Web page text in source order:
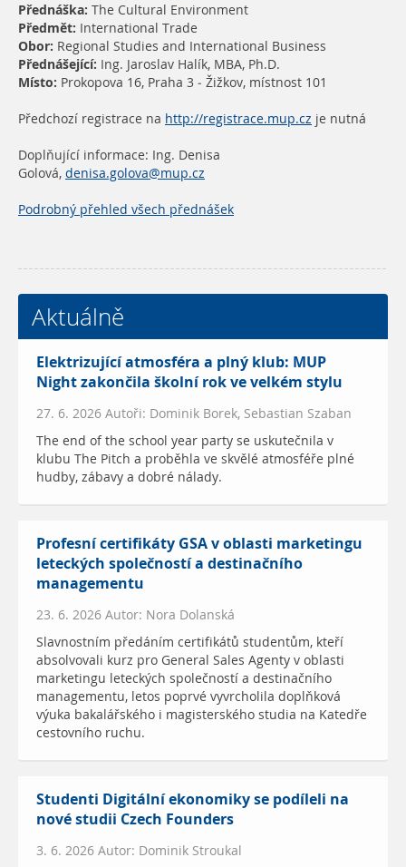
Přednáška: The Cultural Environment
Předmět: International Trade
Obor: Regional Studies and International Business
Přednášející: Ing. Jaroslav Halík, MBA, Ph.D.
Místo: Prokopova 16, Praha 3 - Žižkov, místnost 101
Předchozí registrace na http://registrace.mup.cz je nutná
Doplňující informace: Ing. Denisa
Golová, denisa.golova@mup.cz
Podrobný přehled všech přednášek
Aktuálně
Elektrizující atmosféra a plný klub: MUP
Night zakončila školní rok ve velkém stylu
27. 6. 2026 Autoři: Dominik Borek, Sebastian Szaban
The end of the school year party se uskutečnila v
klubu The Pitch a proběhla ve skvělé atmosféře plné
hudby, zábavy a dobré nálady.
Profesní certifikáty GSA v oblasti marketingu
leteckých společností a destinačního
managementu
23. 6. 2026 Autor: Nora Dolanská
Slavnostním předáním certifikátů studentům, kteří
absolvovali kurz pro General Sales Agenty v oblasti
marketingu leteckých společností a destinačního
managementu, letos poprvé vyvrcholila doplňková
výuka bakalářského i magisterského studia na Katedře
cestovního ruchu.
Studenti Digitální ekonomiky se podíleli na
nové studii Czech Founders
3. 6. 2026 Autor: Dominik Stroukal